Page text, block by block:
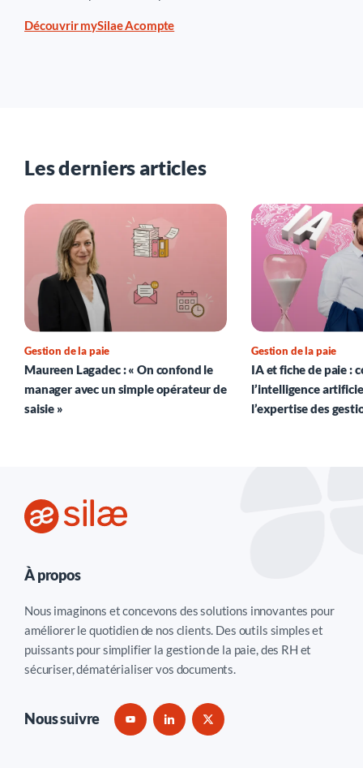
Découvrir mySilae Acompte
Les derniers articles
Gestion de la paie
Maureen Lagadec : « On confond le
manager avec un simple opérateur de
saisie »
Gestion de la paie
IA et fiche de paie :
l’intelligence
l’expertise des
À propos
Nous imaginons et concevons des solutions innovantes pour
améliorer le quotidien de nos clients. Des outils simples et
puissants pour simplifier la gestion de la paie, des RH et
sécuriser, dématérialiser vos documents.
Nous suivre